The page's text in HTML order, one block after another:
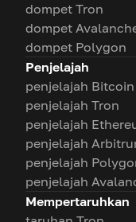
dompet Tron
dompet
dompet Polygon
Penjelajah
penjelajah Bitcoin
penjelajah Tron
penjelajah
penjelajah
penjelajah
penjelajah
Mempertaruhkan